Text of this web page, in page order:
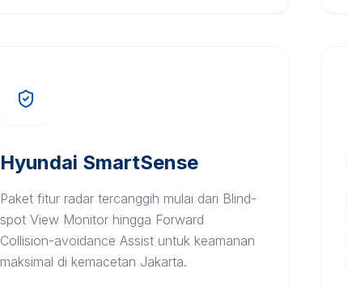
Hyundai SmartSense
Paket fitur radar tercanggih mulai dari Blind-
spot View Monitor hingga Forward
Collision-avoidance Assist untuk keamanan
maksimal di kemacetan Jakarta.